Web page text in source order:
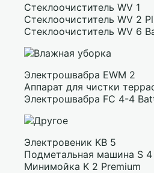
Стеклоочиститель WV 1
Стеклоочиститель WV 2
Стеклоочиститель WV 6
Электрошвабра EWM 2
Аппарат для чистки
Электрошвабра FC 4-4
Электровеник KB 5
Подметальная машина S 4
Минимойка K 2 Premium